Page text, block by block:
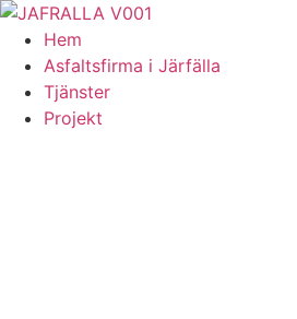
Skip
content
Hem
Asfaltsfirma i Järfälla
Tjänster
Projekt